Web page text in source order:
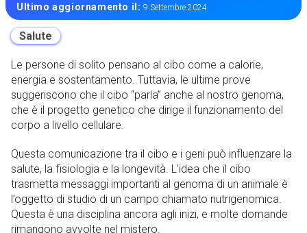
Ultimo aggiornamento il:9 Settembre 2024
Salute
Le persone di solito pensano al cibo come a calorie,
energia e sostentamento. Tuttavia, le ultime prove
suggeriscono che il cibo “parla” anche al nostro genoma,
che è il progetto genetico che dirige il funzionamento del
corpo a livello cellulare.
Questa comunicazione tra il cibo e i geni può influenzare la
salute, la fisiologia e la longevità. L’idea che il cibo
trasmetta messaggi importanti al genoma di un animale è
l’oggetto di studio di un campo chiamato nutrigenomica.
Questa è una disciplina ancora agli inizi, e molte domande
rimangono avvolte nel mistero.